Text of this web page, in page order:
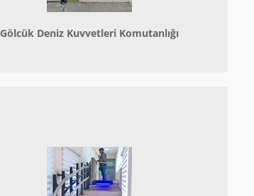
Gölcük Deniz Kuvvetleri Komutanlığı